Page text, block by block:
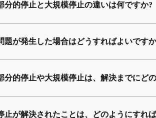
分的停止と大規模停止の違いは何ですか?
題が発生した場合はどうすればよいです
分的停止や大規模停止は、解決までにど
止が解決されたことは、どのようにすれ